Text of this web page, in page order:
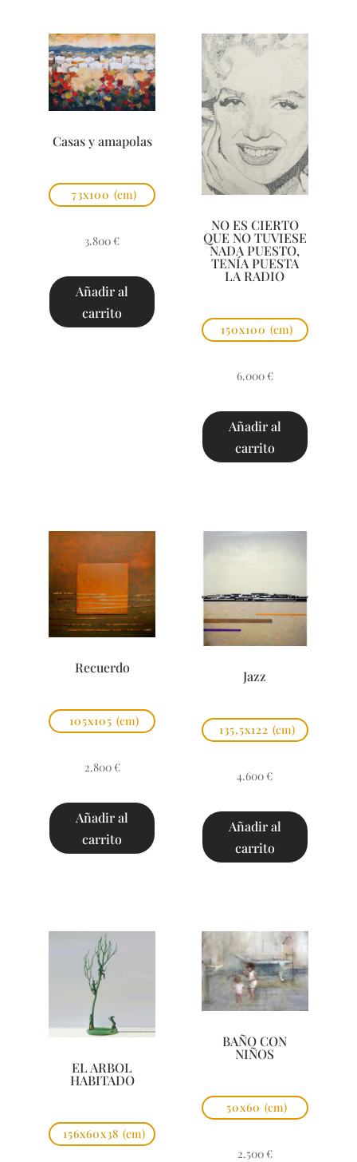
Casas y amapolas
73x100 (cm)
3.800 €
Añadir al
carrito
NO ES CIERTO
QUE NO TUVIESE
NADA PUESTO,
TENÍA PUESTA
LA RADIO
150x100 (cm)
6.000 €
Añadir al
carrito
Recuerdo
105x105 (cm)
2.800 €
Añadir al
carrito
Jazz
135,5x122 (cm)
4.600 €
Añadir al
carrito
EL ARBOL
HABITADO
156x60x38 (cm)
BAÑO CON
NIÑOS
50x60 (cm)
2.500 €